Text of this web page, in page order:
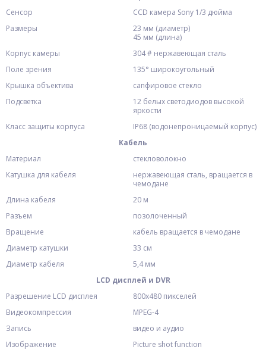
Сенсор
CCD камера Sony 1/3 дюйма
Размеры
23 мм (диаметр)
45 мм (длина)
Корпус камеры
304 # нержавеющая сталь
Поле зрения
135° широкоугольный
Крышка объектива
сапфировое стекло
Подсветка
12 белых светодиодов высокой
яркости
Класс защиты корпуса
IP68 (водонепроницаемый корпус)
Кабель
Материал
стекловолокно
Катушка для кабеля
нержавеющая сталь, вращается в
чемодане
Длина кабеля
20 м
Разъем
позолоченный
Вращение
кабель вращается в чемодане
Диаметр катушки
33 см
Диаметр кабеля
5,4 мм
LCD дисплей и DVR
Разрешение LCD дисплея
800х480 пикселей
Видеокомпрессия
MPEG-4
Запись
видео и аудио
Изображение
Picture shot function